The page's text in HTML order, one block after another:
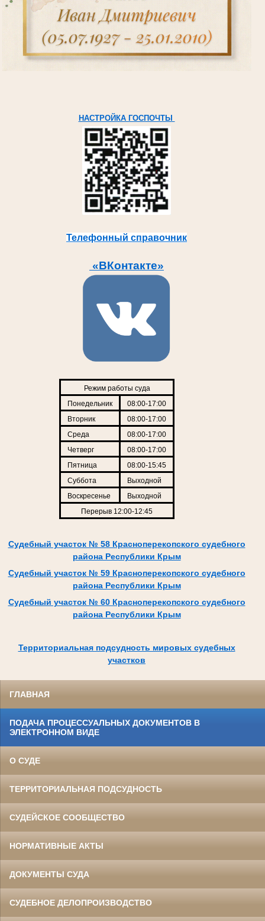
НАСТРОЙКА ГОСПОЧТЫ
Телефонный справочник
«ВКонтакте»
Режим работы суда
Понедельник
08:00-17:00
Вторник
08:00-17:00
Среда
08:00-17:00
Четверг
08:00-17:00
Пятница
08:00-15:45
Суббота
Выходной
Воскресенье
Выходной
Перерыв 12:00-12:45
Судебный участок № 58 Красноперекопского судебного
района Республики Крым
Судебный участок № 59 Красноперекопского судебного
района Республики Крым
Судебный участок № 60 Красноперекопского судебного
района Республики Крым
Территориальная подсудность мировых судебных
участков
ГЛАВНАЯ
ПОДАЧА ПРОЦЕССУАЛЬНЫХ ДОКУМЕНТОВ В
ЭЛЕКТРОННОМ ВИДЕ
О СУДЕ
ТЕРРИТОРИАЛЬНАЯ ПОДСУДНОСТЬ
СУДЕЙСКОЕ СООБЩЕСТВО
НОРМАТИВНЫЕ АКТЫ
ДОКУМЕНТЫ СУДА
СУДЕБНОЕ ДЕЛОПРОИЗВОДСТВО